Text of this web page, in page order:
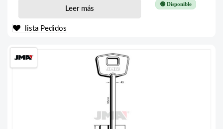
🟢 Disponible
Leer más
lista Pedidos